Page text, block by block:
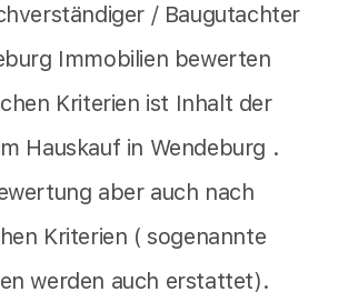
/ Baugutachter
Immobilien bewerten
Kriterien ist Inhalt der
Hauskauf in Wendeburg .
aber auch nach
Kriterien ( sogenannte
werden auch erstattet).